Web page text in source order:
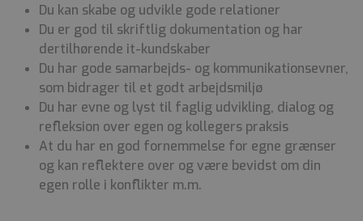
Du kan skabe og udvikle gode relationer
Du er god til skriftlig dokumentation og har
dertilhørende it-kundskaber
Du har gode samarbejds- og kommunikationsevner,
som bidrager til et godt arbejdsmiljø
Du har evne og lyst til faglig udvikling, dialog og
refleksion over egen og kollegers praksis
At du har en god fornemmelse for egne grænser
og kan reflektere over og være bevidst om din
egen rolle i konflikter m.m.